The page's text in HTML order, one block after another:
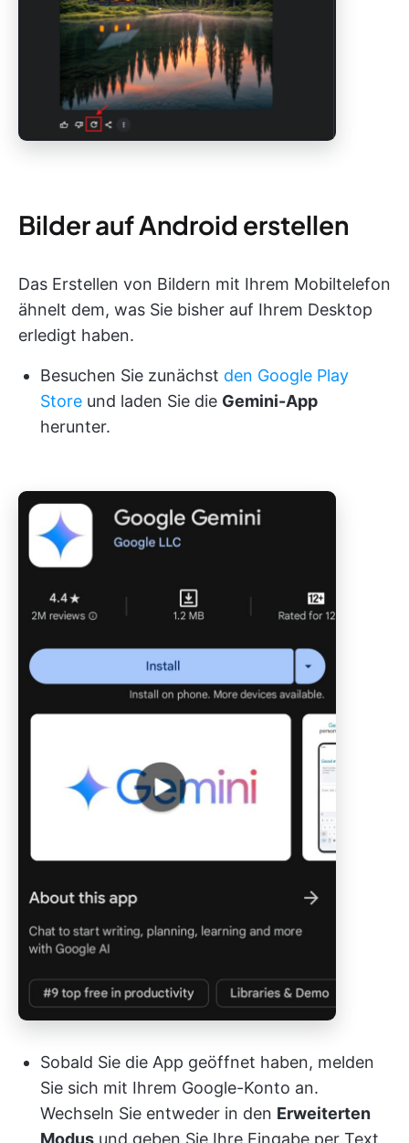
Bilder auf Android erstellen
Das Erstellen von Bildern mit Ihrem Mobiltelefon
ähnelt dem, was Sie bisher auf Ihrem Desktop
erledigt haben.
Besuchen Sie zunächst den Google Play
Store und laden Sie die Gemini-App
herunter.
Sobald Sie die App geöffnet haben, melden
Sie sich mit Ihrem Google-Konto an.
Wechseln Sie entweder in den Erweiterten